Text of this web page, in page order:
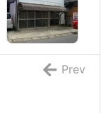
Prev